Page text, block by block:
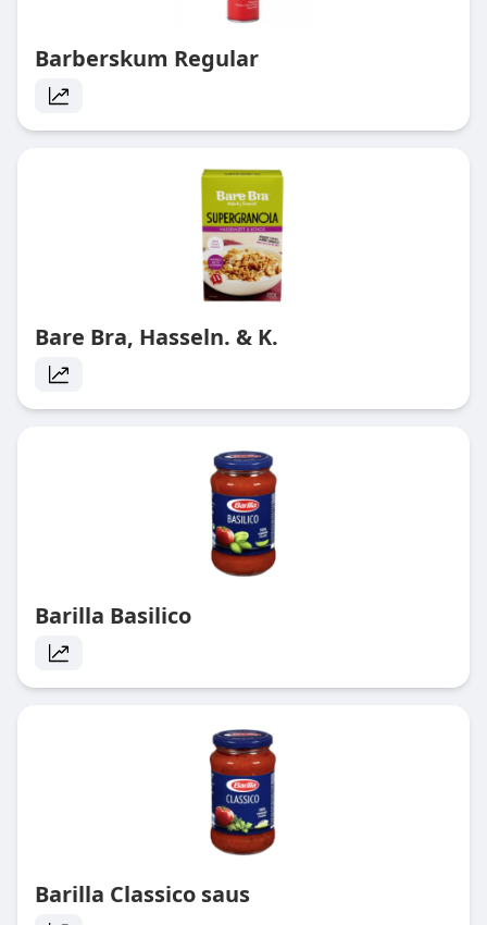
Barberskum Regular
Bare Bra, Hasseln. & K.
Barilla Basilico
Barilla Classico saus